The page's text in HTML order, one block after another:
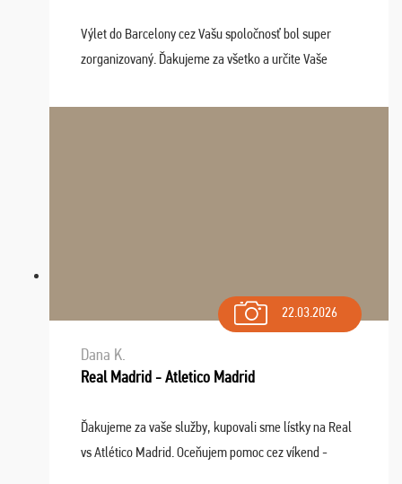
Výlet do Barcelony cez Vašu spoločnosť bol super
zorganizovaný. Ďakujeme za všetko a určite Vaše
22.03.2026
Dana K.
Real Madrid - Atletico Madrid
Ďakujeme za vaše služby, kupovali sme lístky na Real
vs Atlético Madrid. Oceňujem pomoc cez víkend -